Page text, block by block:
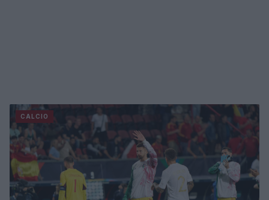
CALCIO